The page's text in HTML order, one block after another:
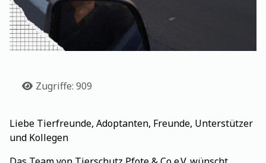
Details
Zugriffe: 909
Liebe Tierfreunde, Adoptanten, Freunde, Unterstützer
und Kollegen